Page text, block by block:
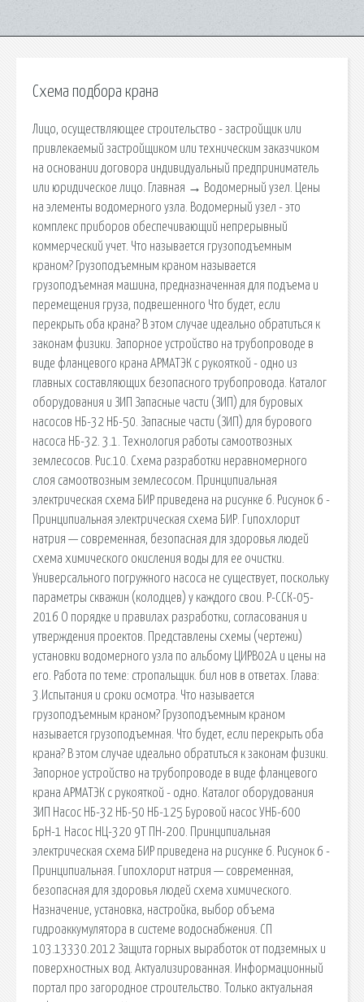
Схема подбора крана
Лицо, осуществляющее строительство - застройщик или
привлекаемый застройщиком или техническим заказчиком
на основании договора индивидуальный предприниматель
или юридическое лицо. Главная → Водомерный узел. Цены
на элементы водомерного узла. Водомерный узел - это
комплекс приборов обеспечивающий непрерывный
коммерческий учет. Что называется грузоподъемным
краном? Грузоподъемным краном называется
грузоподъемная машина, предназначенная для подъема и
перемещения груза, подвешенного Что будет, если
перекрыть оба крана? В этом случае идеально обратиться к
законам физики. Запорное устройство на трубопроводе в
виде фланцевого крана АРМАТЭК с рукояткой - одно из
главных составляющих безопасного трубопровода. Каталог
оборудования и ЗИП Запасные части (ЗИП) для буровых
насосов НБ-32 НБ-50. Запасные части (ЗИП) для бурового
насоса НБ-32. 3.1. Технология работы самоотвозных
землесосов. Рис.10. Схема разработки неравномерного
слоя самоотвозным землесосом. Принципиальная
электрическая схема БИР приведена на рисунке 6. Рисунок 6 -
Принципиальная электрическая схема БИР. Гипохлорит
натрия — современная, безопасная для здоровья людей
схема химического окисления воды для ее очистки.
Универсального погружного насоса не существует, поскольку
параметры скважин (колодцев) у каждого свои. Р-ССК-05-
2016 О порядке и правилах разработки, согласования и
утверждения проектов. Представлены схемы (чертежи)
установки водомерного узла по альбому ЦИРВ02А и цены на
его. Работа по теме: стропальщик. бил нов в ответах. Глава:
3.Испытания и сроки осмотра. Что называется
грузоподъемным краном? Грузоподъемным краном
называется грузоподъемная. Что будет, если перекрыть оба
крана? В этом случае идеально обратиться к законам физики.
Запорное устройство на трубопроводе в виде фланцевого
крана АРМАТЭК с рукояткой - одно. Каталог оборудования
ЗИП Насос НБ-32 НБ-50 НБ-125 Буровой насос УНБ-600
БрН-1 Насос НЦ-320 9Т ПН-200. Принципиальная
электрическая схема БИР приведена на рисунке 6. Рисунок 6 -
Принципиальная. Гипохлорит натрия — современная,
безопасная для здоровья людей схема химического.
Назначение, установка, настройка, выбор объема
гидроаккумулятора в системе водоснабжения. СП
103.13330.2012 Защита горных выработок от подземных и
поверхностных вод. Актуализированная. Информационный
портал про загородное строительство. Только актуальная